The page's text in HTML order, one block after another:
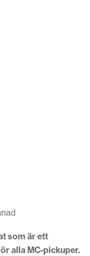
som är ett
alla MC-pickuper.